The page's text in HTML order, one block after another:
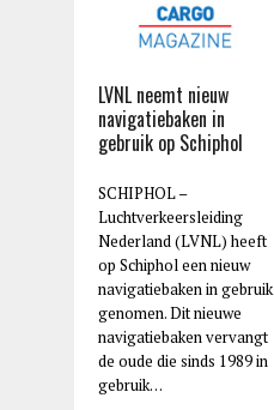
LVNL neemt nieuw
navigatiebaken in
gebruik op Schiphol
SCHIPHOL –
Luchtverkeersleiding
Nederland (LVNL) heeft
op Schiphol een nieuw
navigatiebaken in gebruik
genomen. Dit nieuwe
navigatiebaken vervangt
de oude die sinds 1989 in
gebruik…